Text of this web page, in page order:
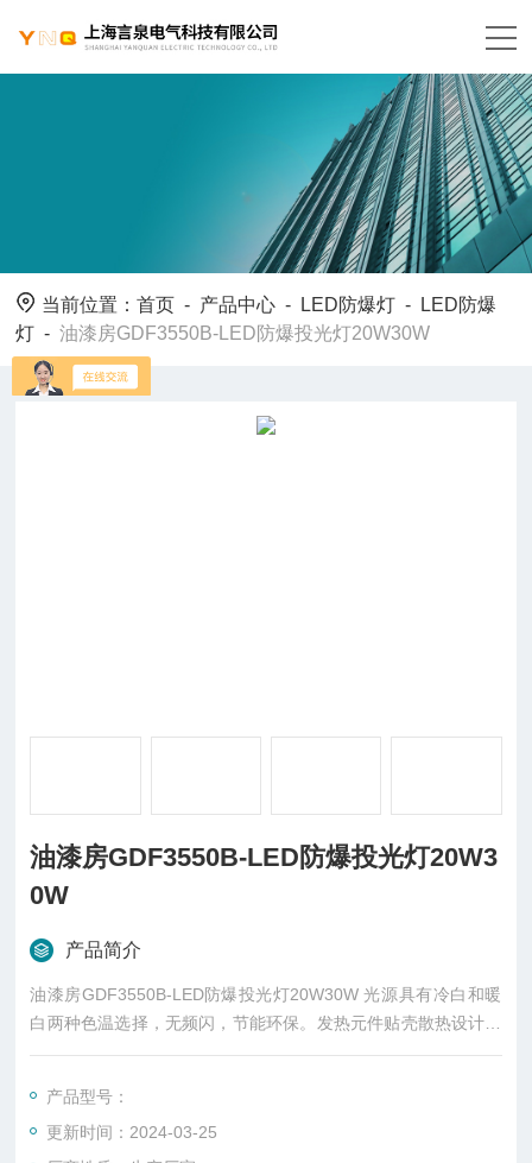
当前位置：首页 - 产品中心 - LED防爆灯 -
LED防爆
灯 -油漆房GDF3550B-LED防爆投光灯20W30W
油漆房GDF3550B-LED防爆投光灯20W3
0W
产品简介
油漆房GDF3550B-LED防爆投光灯20W30W 光源具有冷白和暖
白两种色温选择，无频闪，节能环保。发热元件贴壳散热设计、
光源腔和电器腔分离设计，有效控制各部件的温升，延长LED和
产品型号：
更新时间：2024-03-25